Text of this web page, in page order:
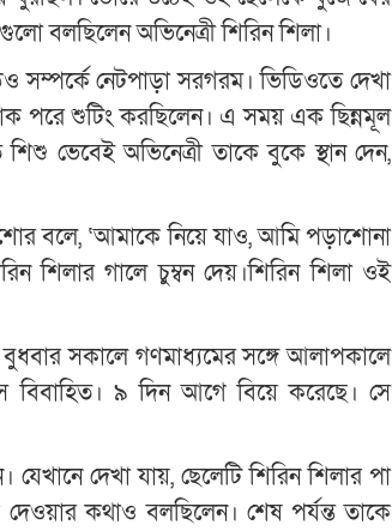
বলছিলেন অভিনেত্রী শিরিন শিলা।
সম্পর্কে নেটপাড়া সরগরম। ভিডিওতে দেখা
পরে শুটিং করছিলেন। এ সময় এক ছিন্নমূল
ভেবেই অভিনেত্রী তাকে বুকে স্থান দেন,
বলে, ‘আমাকে নিয়ে যাও, আমি পড়াশোনা
শিলার গালে চুম্বন দেয়।শিরিন শিলা ওই
সকালে গণমাধ্যমের সঙ্গে আলাপকালে
বিবাহিত। ৯ দিন আগে বিয়ে করেছে। সে
দেখা যায়, ছেলেটি শিরিন শিলার পা
কথাও বলছিলেন। শেষ পর্যন্ত তাকে